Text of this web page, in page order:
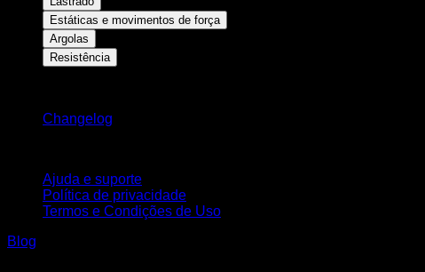
Estáticas e movimentos de força
Argolas
Resistência
Changelog
Ajuda e suporte
Política de privacidade
Termos e Condições de Uso
Blog